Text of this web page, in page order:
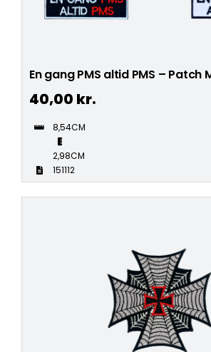
En gang PMS altid PMS – Patch
40,00 kr.
8,54CM
2,98CM
151112